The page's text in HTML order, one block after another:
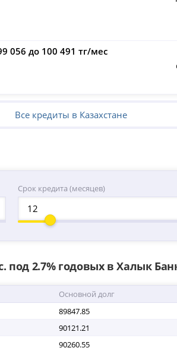
056 до 100 491 тг/мес
Все кредиты в Казахстане
Срок кредита (месяцев)
под 2.7% годовых в Халык
Основной долг
89847.85
90121.21
90260.55